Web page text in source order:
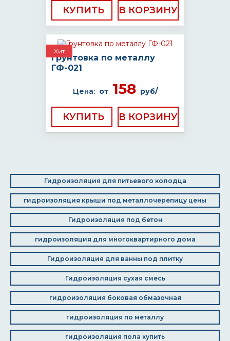
КУПИТЬ
Хит
Грунтовка по металлу
ГФ-021
Цена: от158 руб/
КУПИТЬ
Гидроизоляция для питьевого колодца
гидроизоляция крыши под металлочерепицу цены
Гидроизоляция под бетон
гидроизоляция для многоквартирного дома
Гидроизоляция для ванны под плитку
Гидроизоляция сухая смесь
гидроизоляция боковая обмазочная
гидроизоляция по металлу
гидроизоляция пола купить